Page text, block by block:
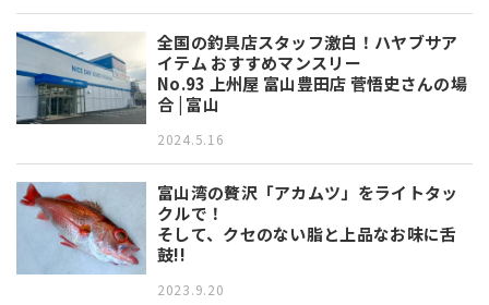
全国の釣具店スタッフ激白！ハヤブサア
イテム おすすめマンスリー
No.93 上州屋 富山豊田店 菅悟史さんの場
合 | 富山
2024.5.16
富山湾の贅沢「アカムツ」をライトタッ
クルで！
そして、クセのない脂と上品なお味に舌
鼓!!
2023.9.20